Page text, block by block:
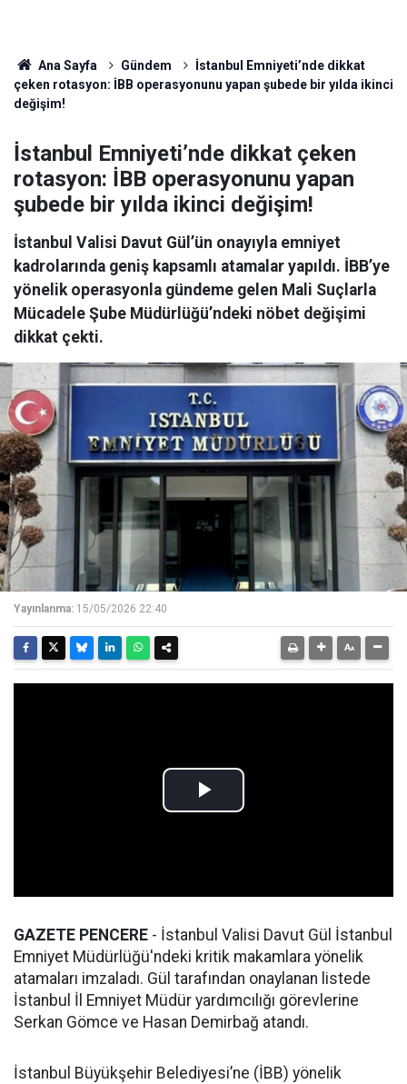
Ana Sayfa Gündem
İstanbul Emniyeti’nde dikkat
çeken rotasyon: İBB operasyonunu yapan şubede bir yılda ikinci
değişim!
İstanbul Emniyeti’nde dikkat çeken
rotasyon: İBB operasyonunu yapan
şubede bir yılda ikinci değişim!
İstanbul Valisi Davut Gül’ün onayıyla emniyet
kadrolarında geniş kapsamlı atamalar yapıldı. İBB’ye
yönelik operasyonla gündeme gelen Mali Suçlarla
Mücadele Şube Müdürlüğü’ndeki nöbet değişimi
dikkat çekti.
Yayınlanma: 15/05/2026 22:40
GAZETE PENCERE - İstanbul Valisi Davut Gül İstanbul
Emniyet Müdürlüğü'ndeki kritik makamlara yönelik
atamaları imzaladı. Gül tarafından onaylanan listede
İstanbul İl Emniyet Müdür yardımcılığı görevlerine
Serkan Gömce ve Hasan Demirbağ atandı.
İstanbul Büyükşehir Belediyesi’ne (İBB) yönelik